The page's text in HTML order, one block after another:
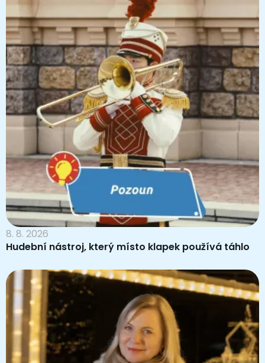
8. 8. 2026
Hudební nástroj, který místo klapek používá táhlo